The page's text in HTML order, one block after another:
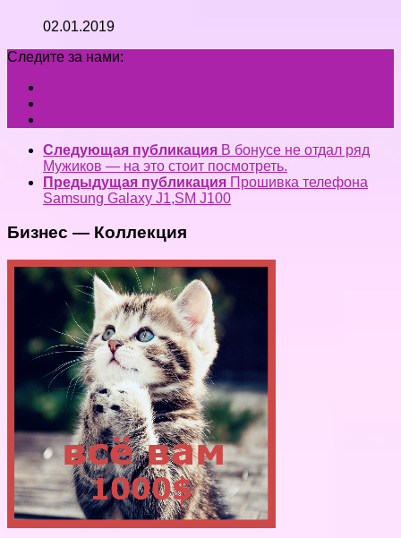
02.01.2019
Следите за нами:
Следующая публикация В бонусе не отдал ряд
Мужиков — на это стоит посмотреть.
Предыдущая публикация Прошивка телефона
Samsung Galaxy J1,SM J100
Бизнес — Коллекция